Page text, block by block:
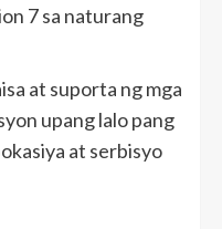
7 sa naturang
at suporta ng mga
upang lalo pang
at serbisyo